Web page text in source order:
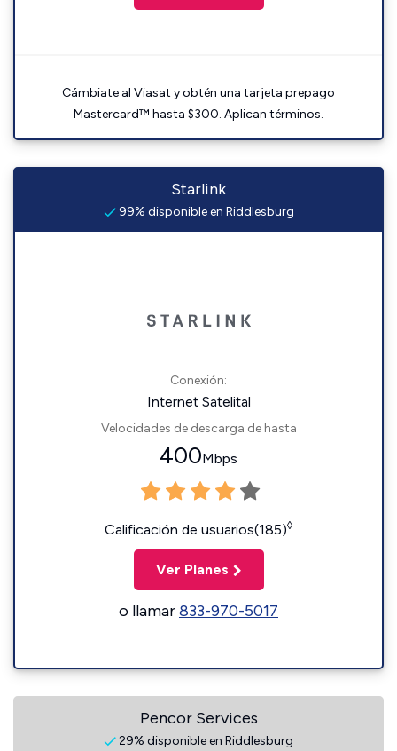
Cámbiate al Viasat y obtén una tarjeta prepago
Mastercard™ hasta $300. Aplican términos.
Starlink
99% disponible en Riddlesburg
Conexión:
Internet Satelital
Velocidades de descarga de hasta
400Mbps
Calificación de usuarios(185)◊
Ver Planes
o llamar833-970-5017
Pencor Services
29% disponible en Riddlesburg